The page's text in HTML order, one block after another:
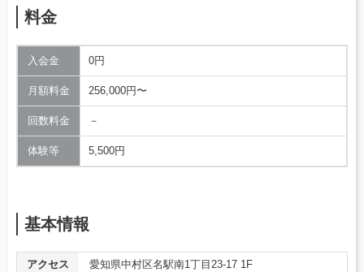
料金
入会金 0円
月額料金 256,000円〜
回数料金 －
体験等 5,500円
基本情報
アクセス
愛知県中村区名駅南1丁目23-17 1F